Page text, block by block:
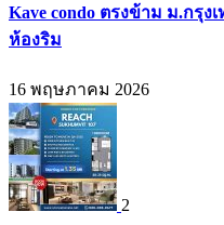
Kave condo ตรงข้าม ม.กรุง
ห้องริม
16 พฤษภาคม 2026
2